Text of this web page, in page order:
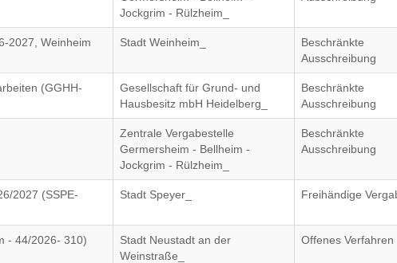
Jockgrim - Rülzheim_
2027, Weinheim
Stadt Weinheim_
Beschränkte
Ausschreibung
(GGHH-
Gesellschaft für Grund- und
Hausbesitz mbH Heidelberg_
Beschränkte
Ausschreibung
Zentrale Vergabestelle
Germersheim - Bellheim -
Jockgrim - Rülzheim_
Beschränkte
Ausschreibung
2027 (SSPE-
Stadt Speyer_ Freihändige
- 44/2026- 310)
Stadt Neustadt an der
Weinstraße_
Offenes Verfahren